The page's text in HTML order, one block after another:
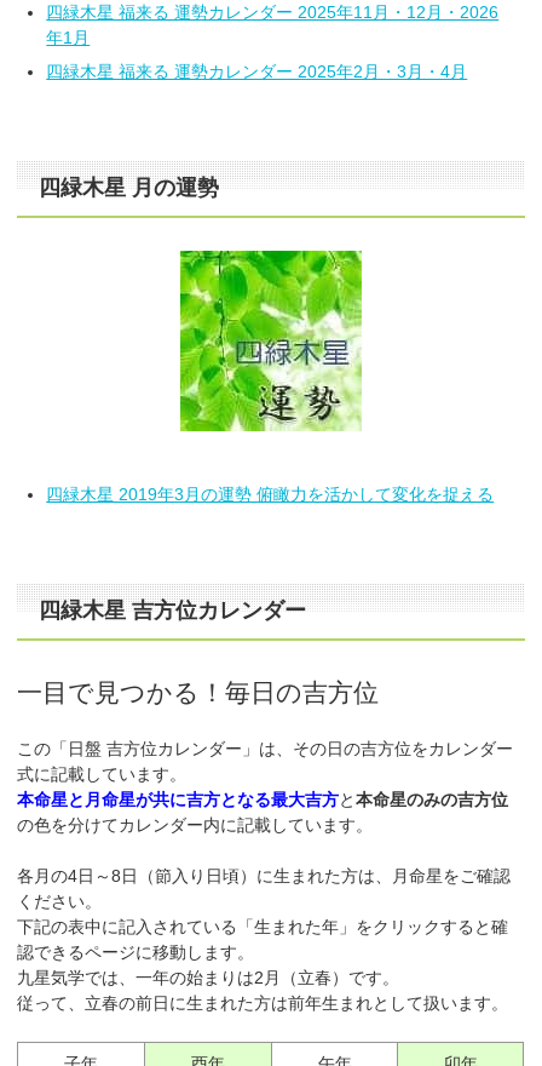
四緑木星 福来る 運勢カレンダー 2025年11月・12月・2026
年1月
四緑木星 福来る 運勢カレンダー 2025年2月・3月・4月
四緑木星 月の運勢
四緑木星 2019年3月の運勢 俯瞰力を活かして変化を捉える
四緑木星 吉方位カレンダー
一目で見つかる！毎日の吉方位
この「日盤 吉方位カレンダー」は、その日の吉方位をカレンダー
式に記載しています。
本命星と月命星が共に吉方となる最大吉方と本命星のみの吉方位
の色を分けてカレンダー内に記載しています。
各月の4日～8日（節入り日頃）に生まれた方は、月命星をご確認
ください。
下記の表中に記入されている「生まれた年」をクリックすると確
認できるページに移動します。
九星気学では、一年の始まりは2月（立春）です。
従って、立春の前日に生まれた方は前年生まれとして扱います。